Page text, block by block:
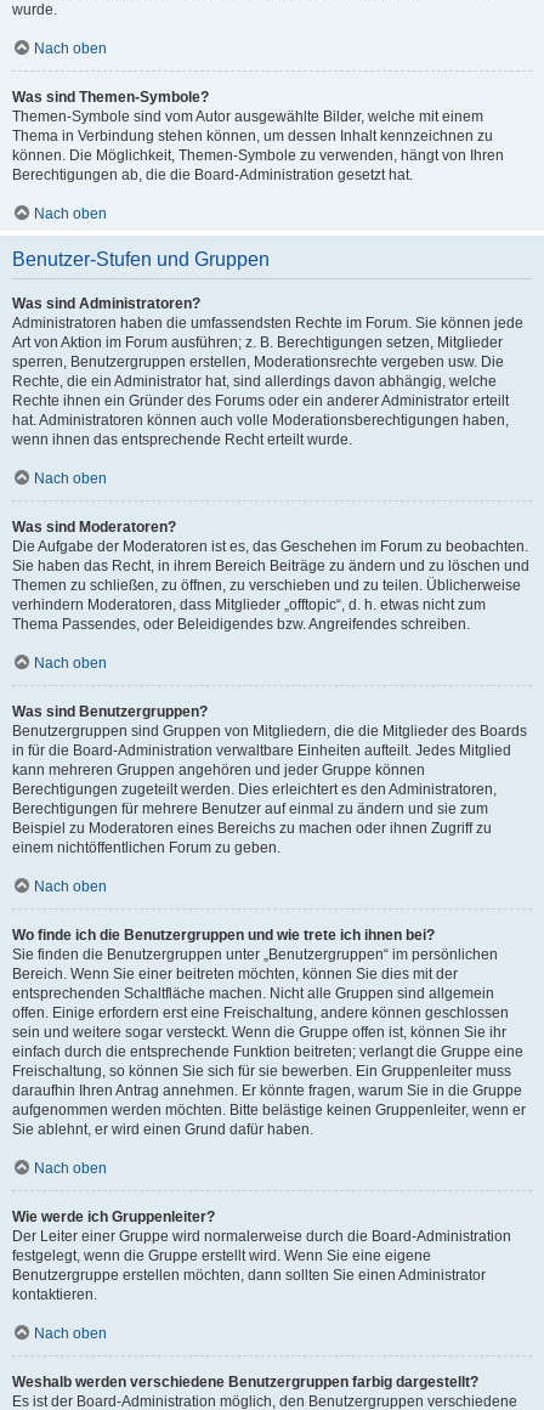
wurde.
Nach oben
Was sind Themen-Symbole?
Themen-Symbole sind vom Autor ausgewählte Bilder, welche mit einem
Thema in Verbindung stehen können, um dessen Inhalt kennzeichnen zu
können. Die Möglichkeit, Themen-Symbole zu verwenden, hängt von Ihren
Berechtigungen ab, die die Board-Administration gesetzt hat.
Nach oben
Benutzer-Stufen und Gruppen
Was sind Administratoren?
Administratoren haben die umfassendsten Rechte im Forum. Sie können jede
Art von Aktion im Forum ausführen; z. B. Berechtigungen setzen, Mitglieder
sperren, Benutzergruppen erstellen, Moderationsrechte vergeben usw. Die
Rechte, die ein Administrator hat, sind allerdings davon abhängig, welche
Rechte ihnen ein Gründer des Forums oder ein anderer Administrator erteilt
hat. Administratoren können auch volle Moderationsberechtigungen haben,
wenn ihnen das entsprechende Recht erteilt wurde.
Nach oben
Was sind Moderatoren?
Die Aufgabe der Moderatoren ist es, das Geschehen im Forum zu beobachten.
Sie haben das Recht, in ihrem Bereich Beiträge zu ändern und zu löschen und
Themen zu schließen, zu öffnen, zu verschieben und zu teilen. Üblicherweise
verhindern Moderatoren, dass Mitglieder „offtopic“, d. h. etwas nicht zum
Thema Passendes, oder Beleidigendes bzw. Angreifendes schreiben.
Nach oben
Was sind Benutzergruppen?
Benutzergruppen sind Gruppen von Mitgliedern, die die Mitglieder des Boards
in für die Board-Administration verwaltbare Einheiten aufteilt. Jedes Mitglied
kann mehreren Gruppen angehören und jeder Gruppe können
Berechtigungen zugeteilt werden. Dies erleichtert es den Administratoren,
Berechtigungen für mehrere Benutzer auf einmal zu ändern und sie zum
Beispiel zu Moderatoren eines Bereichs zu machen oder ihnen Zugriff zu
einem nichtöffentlichen Forum zu geben.
Nach oben
Wo finde ich die Benutzergruppen und wie trete ich ihnen bei?
Sie finden die Benutzergruppen unter „Benutzergruppen“ im persönlichen
Bereich. Wenn Sie einer beitreten möchten, können Sie dies mit der
entsprechenden Schaltfläche machen. Nicht alle Gruppen sind allgemein
offen. Einige erfordern erst eine Freischaltung, andere können geschlossen
sein und weitere sogar versteckt. Wenn die Gruppe offen ist, können Sie ihr
einfach durch die entsprechende Funktion beitreten; verlangt die Gruppe eine
Freischaltung, so können Sie sich für sie bewerben. Ein Gruppenleiter muss
daraufhin Ihren Antrag annehmen. Er könnte fragen, warum Sie in die Gruppe
aufgenommen werden möchten. Bitte belästige keinen Gruppenleiter, wenn er
Sie ablehnt, er wird einen Grund dafür haben.
Nach oben
Wie werde ich Gruppenleiter?
Der Leiter einer Gruppe wird normalerweise durch die Board-Administration
festgelegt, wenn die Gruppe erstellt wird. Wenn Sie eine eigene
Benutzergruppe erstellen möchten, dann sollten Sie einen Administrator
kontaktieren.
Nach oben
Weshalb werden verschiedene Benutzergruppen farbig dargestellt?
Es ist der Board-Administration möglich, den Benutzergruppen verschiedene